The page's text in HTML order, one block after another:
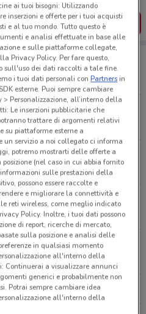
SCARICA L’APP
a Corato
160A Corato
Tutti i negozi Mister Risparmio
ai tuoi bisogni: Utilizzando
inserzioni e offerte per i tuoi acquisti
e al tuo mondo. Tutto questo è
e analisi effettuate in base alle
e sulle piattaforme collegate,
Privacy Policy. Per fare questo,
sull'uso dei dati raccolti a tale fine.
i tuoi dati personali conPartnersin
esterne. Puoi sempre cambiare
Personalizzazione, all’interno della
Le inserzioni pubblicitarie che
trattare di argomenti relativi
su piattaforme esterne a
un servizio a noi collegato ci informa
potremo mostrarti delle offerte a
(nel caso in cui abbia fornito
sulle prestazioni della
possono essere raccolte e
e migliorare la connettività e
reti wireless, come meglio indicato
Policy. Inoltre, i tuoi dati possono
di report, ricerche di mercato,
sulla posizione e analisi delle
in qualsiasi momento
all'interno della
Continuerai a visualizzare annunci
generici e probabilmente non
Potrai sempre cambiare idea
all'interno della